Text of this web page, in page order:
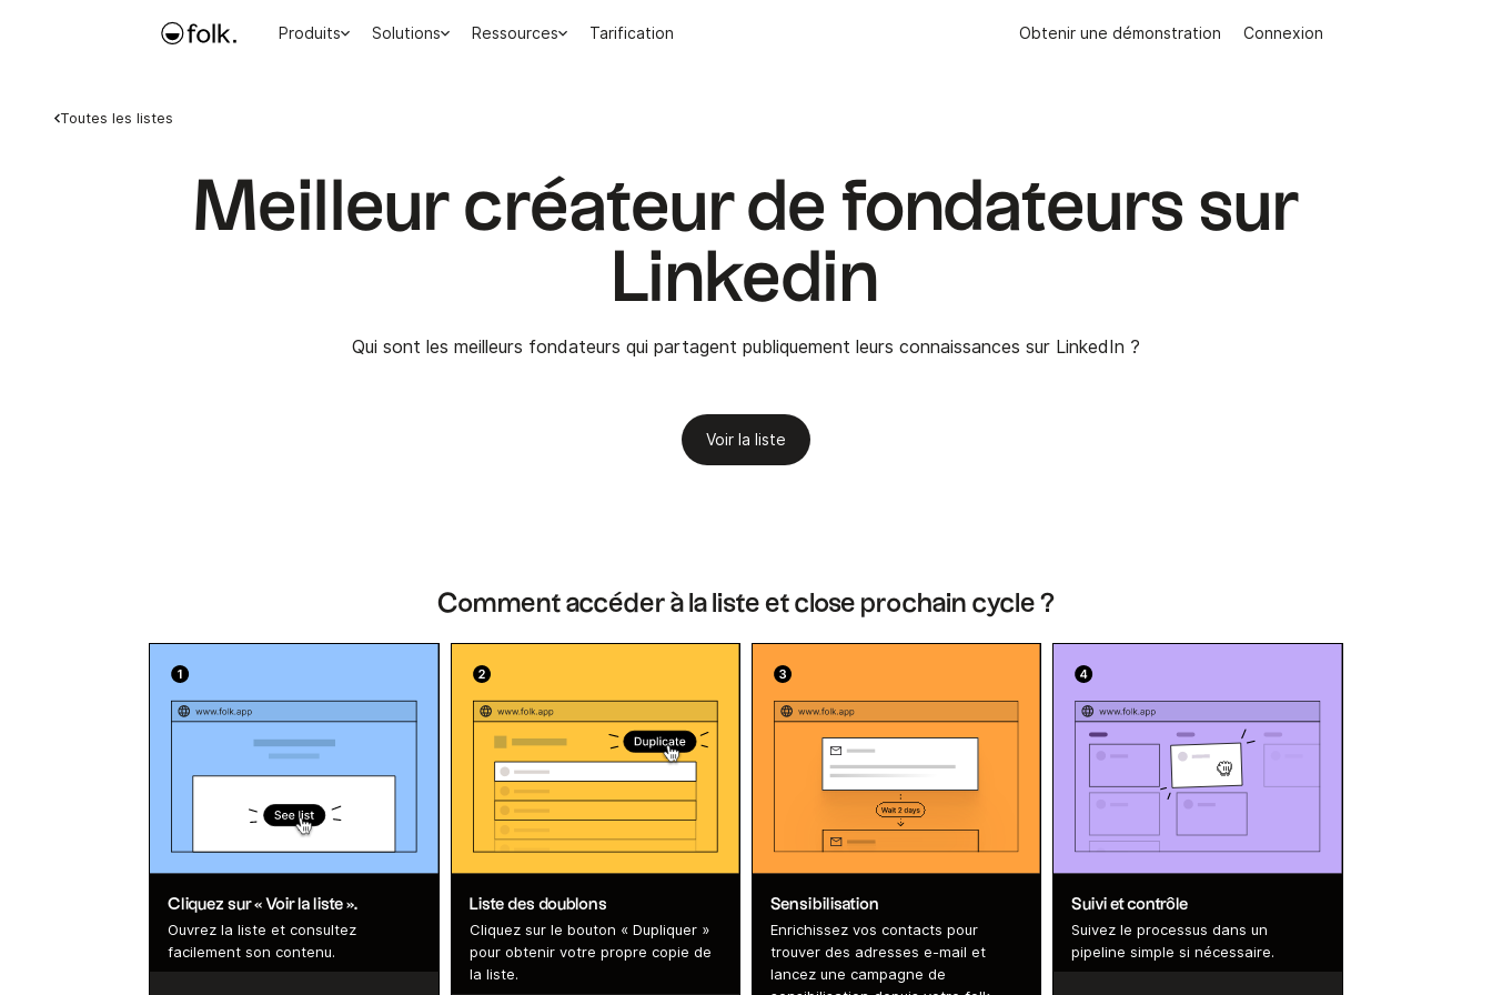
Produits Solutions Ressources Tarification Obtenir une démonstration Connexion
Toutes les listes
Meilleur créateur de fondateurs sur
Linkedin
Qui sont les meilleurs fondateurs qui partagent publiquement leurs connaissances sur LinkedIn ?
Voir la liste
Comment accéder à la liste et close prochain cycle ?
Cliquez sur « Voir la liste ».
Ouvrez la liste et consultez
facilement son contenu.
Liste des doublons
Cliquez sur le bouton « Dupliquer »
pour obtenir votre propre copie de
la liste.
Sensibilisation
Enrichissez vos contacts pour
trouver des adresses e-mail et
lancez une campagne de
Suivi et contrôle
Suivez le processus dans un
pipeline simple si nécessaire.